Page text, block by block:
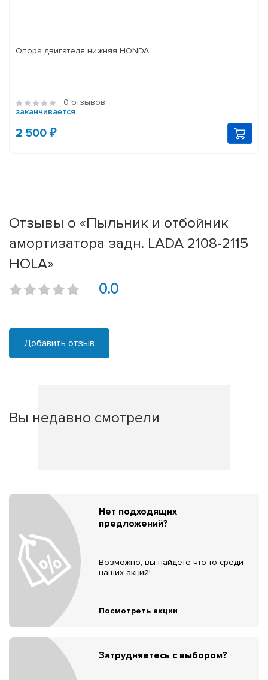
Опора двигателя нижняя HONDA
0 отзывов
заканчивается
2 500 ₽
Отзывы о «Пыльник и отбойник
амортизатора задн. LADA 2108-2115
HOLA»
0.0
Добавить отзыв
Вы недавно смотрели
Нет подходящих
предложений?
Возможно, вы найдёте что-то среди
наших акций!
Посмотреть акции
Затрудняетесь с выбором?